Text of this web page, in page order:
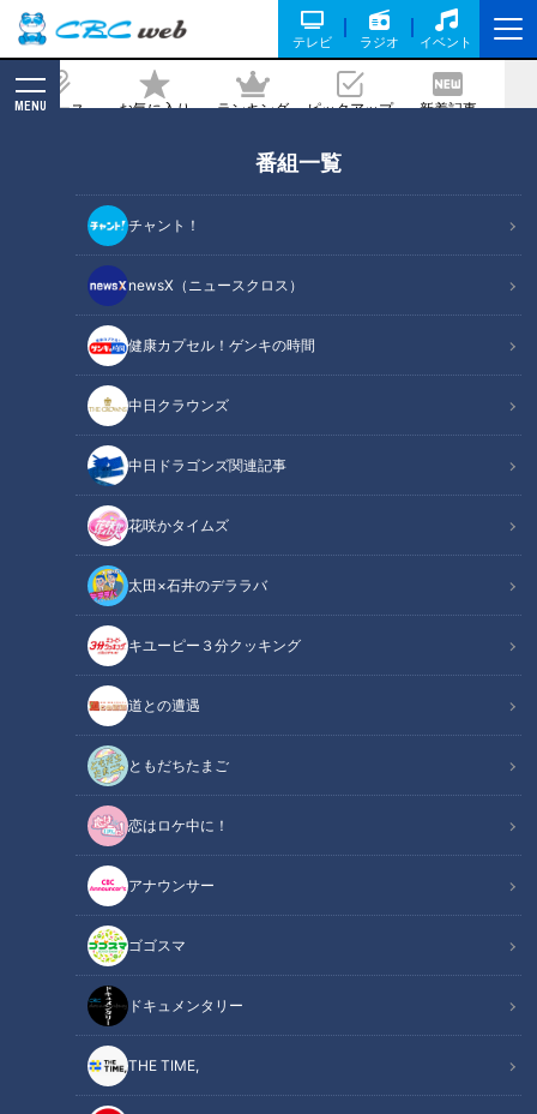
テレビ ラジオ イベント
ニュース お気に入り ランキング ピックアップ 新着記事
MENU
番組一覧
チャント！
newsX（ニュースクロス）
健康カプセル！ゲンキの時間
中日クラウンズ
中日ドラゴンズ関連記事
花咲かタイムズ
太田×石井のデララバ
キユーピー３分クッキング
道との遭遇
ともだちたまご
恋はロケ中に！
アナウンサー
ゴゴスマ
ドキュメンタリー
THE TIME,
一体誰？今年も地元高校生は逸材だら
け！
2021/09/21 17:41
中日ドラゴンズ
サンドラコラム
【ドラゴンズを愛して半世紀！竹内茂喜の『野球のドテ煮』】
CBCテレビ「サンデードラゴンズ」（毎週日曜日12時54分か
ら東海エリアで生放送）
目標が見えない戦い
ドラ1高橋宏を超える逸材
岐阜を代表するふたりのスラッガー
プロ入りすれば、とんでもない球を投げるはず
ライバル2人と切磋琢磨の3年間
他の模範となるような選手になりたい